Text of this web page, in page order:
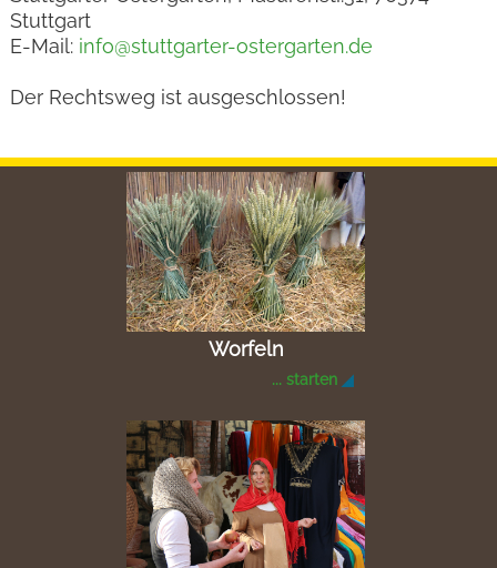
Stuttgart
E-Mail: info@stuttgarter-ostergarten.de
Der Rechtsweg ist ausgeschlossen!
Worfeln
... starten